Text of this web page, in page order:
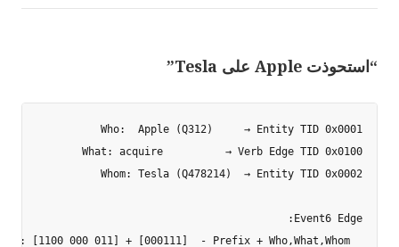
“استحوذت Apple على Tesla”